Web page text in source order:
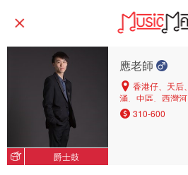
爵士鼓
應老師
香港仔、天后
涌、中區、西灣
馬地、西半山、
灣、中環、北角
310-600